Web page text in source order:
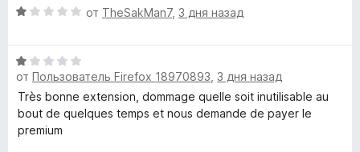
o
o
l
»
и
н
и
з
5
О
н
е
н
о
н
от TheSakMan7, 3 дня назад
О
ц
е
н
е
от Пользователь Firefox 18970893 3 дня назад
Très bonne extension, dommage quelle soit inutilisable au
bout de quelques temps et nous demande de payer le
premium